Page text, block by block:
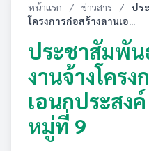
หน้าแรก / ข่าวสาร /
ปร
โครงการก่อสร้างลานเอ...
ประชาสัมพัน
งานจ้างโคร
เอนกประสง
หมู่ที่ 9